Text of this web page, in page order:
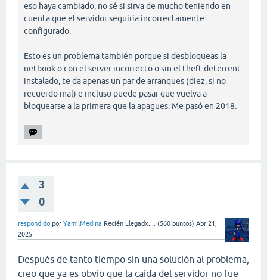
eso haya cambiado, no sé si sirva de mucho teniendo en
cuenta que el servidor seguiría incorrectamente
configurado.
Esto es un problema también porque si desbloqueas la
netbook o con el server incorrecto o sin el theft deterrent
instalado, te da apenas un par de arranques (diez, si no
recuerdo mal) e incluso puede pasar que vuelva a
bloquearse a la primera que la apagues. Me pasó en 2018.
3
0
respondido por YamilMedina Recién Llegadx.... (560 puntos) Abr 21,
2025
Después de tanto tiempo sin una solución al problema,
creo que ya es obvio que la caída del servidor no fue